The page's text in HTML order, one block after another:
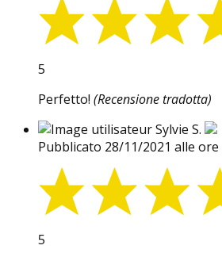
5
Perfetto! (Recensione tradotta)
Sylvie S.
Pubblicato 28/11/2021 alle ore
5